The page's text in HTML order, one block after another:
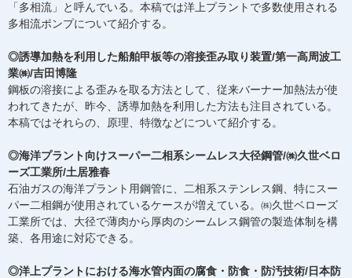
「多相流」と呼んでいる。本稿では洋上プラントで多数使用される
多相流ポンプについて紹介する。
◎誘導加熱を利用した船舶甲板等の溶接歪み取り装置/第一高周波工
業㈱/吉田博隆
鋼板の溶接による歪みを取る方法として、従来バーナー加熱法が使
われてきたが、昨今、誘導加熱を利用した方法も注目されている。
本稿ではそれらの、原理、特徴などについて紹介する。
◎海洋プラント向けスーパー二相系シームレス大径鋼管/㈱久世ベロ
ーズ工業所/土居雅春
石油ガスの海洋プラント用鋼管に、二相系ステンレス鋼、特にスー
パー二相鋼が使用されているケースが増えている。㈱久世ベローズ
工業所では、大径で薄肉から厚肉のシームレス鋼管の製造体制を構
築、各用途に対応できる。
◎洋上プラントにおける海水管内面の腐食・防食・防汚技術/日本防